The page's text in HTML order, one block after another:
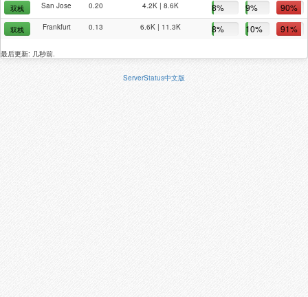
双栈 San Jose 0.20 4.2K | 8.6K 8% 9% 90%
双栈 Frankfurt 0.13 6.6K | 11.3K 8% 10% 91%
最后更新: 几秒前.
ServerStatus中文版